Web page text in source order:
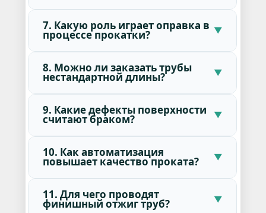
7. Какую роль играет оправка в
процессе прокатки?
8. Можно ли заказать трубы
нестандартной длины?
9. Какие дефекты поверхности
считают браком?
10. Как автоматизация
повышает качество проката?
11. Для чего проводят
финишный отжиг труб?